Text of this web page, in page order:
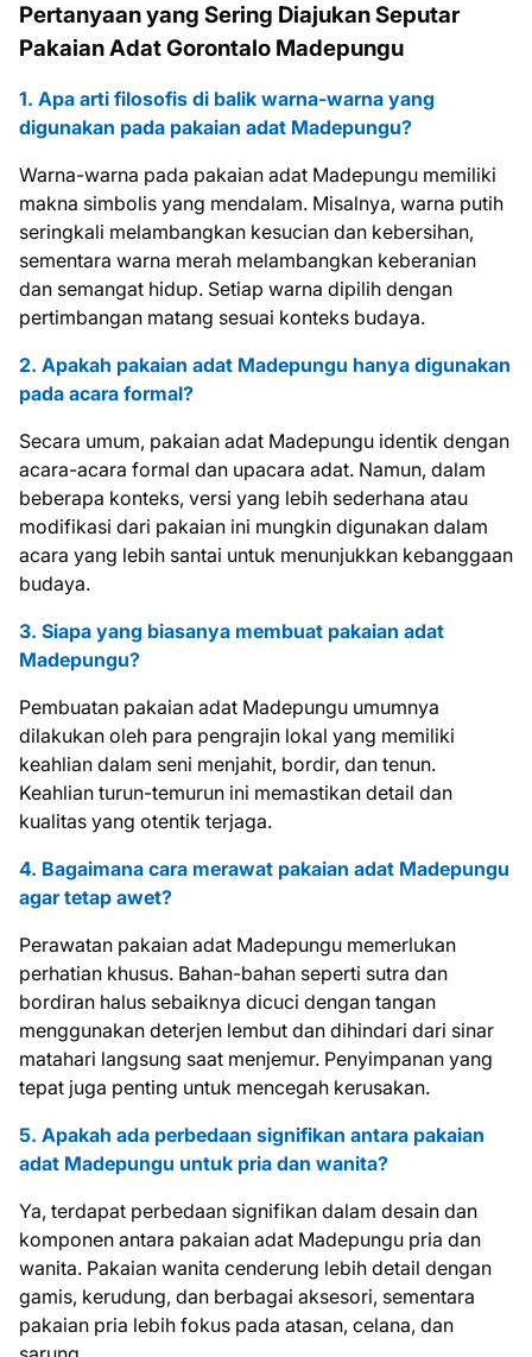
Pertanyaan yang Sering Diajukan Seputar
Pakaian Adat Gorontalo Madepungu
1. Apa arti filosofis di balik warna-warna yang
digunakan pada pakaian adat Madepungu?
Warna-warna pada pakaian adat Madepungu memiliki
makna simbolis yang mendalam. Misalnya, warna putih
seringkali melambangkan kesucian dan kebersihan,
sementara warna merah melambangkan keberanian
dan semangat hidup. Setiap warna dipilih dengan
pertimbangan matang sesuai konteks budaya.
2. Apakah pakaian adat Madepungu hanya digunakan
pada acara formal?
Secara umum, pakaian adat Madepungu identik dengan
acara-acara formal dan upacara adat. Namun, dalam
beberapa konteks, versi yang lebih sederhana atau
modifikasi dari pakaian ini mungkin digunakan dalam
acara yang lebih santai untuk menunjukkan kebanggaan
budaya.
3. Siapa yang biasanya membuat pakaian adat
Madepungu?
Pembuatan pakaian adat Madepungu umumnya
dilakukan oleh para pengrajin lokal yang memiliki
keahlian dalam seni menjahit, bordir, dan tenun.
Keahlian turun-temurun ini memastikan detail dan
kualitas yang otentik terjaga.
4. Bagaimana cara merawat pakaian adat Madepungu
agar tetap awet?
Perawatan pakaian adat Madepungu memerlukan
perhatian khusus. Bahan-bahan seperti sutra dan
bordiran halus sebaiknya dicuci dengan tangan
menggunakan deterjen lembut dan dihindari dari sinar
matahari langsung saat menjemur. Penyimpanan yang
tepat juga penting untuk mencegah kerusakan.
5. Apakah ada perbedaan signifikan antara pakaian
adat Madepungu untuk pria dan wanita?
Ya, terdapat perbedaan signifikan dalam desain dan
komponen antara pakaian adat Madepungu pria dan
wanita. Pakaian wanita cenderung lebih detail dengan
gamis, kerudung, dan berbagai aksesori, sementara
pakaian pria lebih fokus pada atasan, celana, dan